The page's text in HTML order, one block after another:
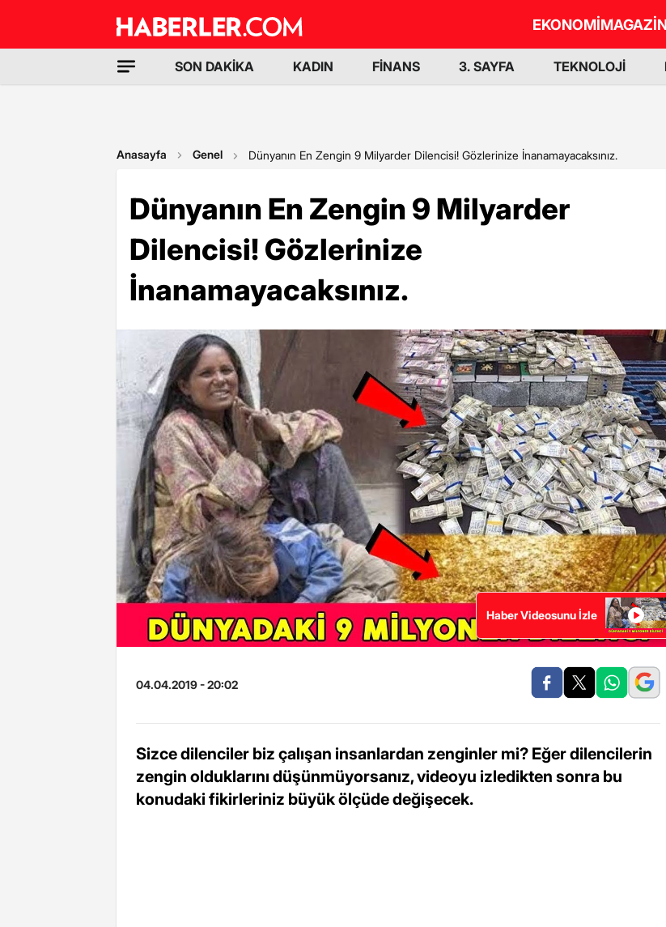
EKONOMİ
SON DAKİKA KADIN FİNANS 3. SAYFA TEKNOLOJİ
Anasayfa Genel Dünyanın En Zengin 9 Milyarder Dilencisi! Gözlerinize İnanamayacaksınız.
Dünyanın En Zengin 9 Milyarder
Dilencisi! Gözlerinize
İnanamayacaksınız.
Haber Videosunu İzle
04.04.2019 - 20:02
Sizce dilenciler biz çalışan insanlardan zenginler mi? Eğer dilencilerin
zengin olduklarını düşünmüyorsanız, videoyu izledikten sonra bu
konudaki fikirleriniz büyük ölçüde değişecek.